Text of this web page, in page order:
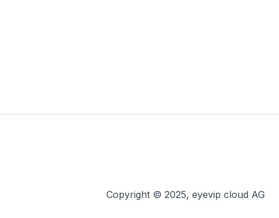
Copyright © 2025, eyevip cloud AG